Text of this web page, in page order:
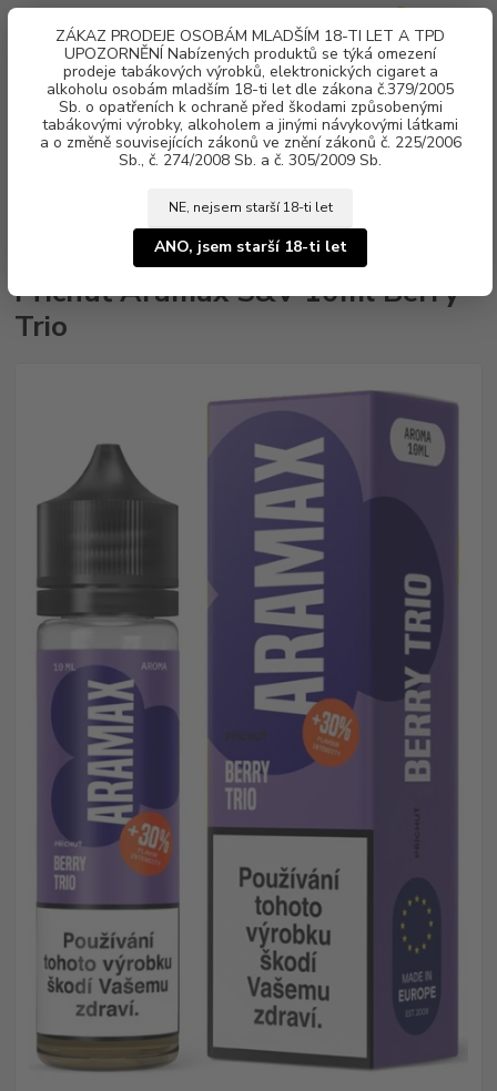
ZÁKAZ PRODEJE OSOBÁM MLADŠÍM 18-TI LET A TPD
UPOZORNĚNÍ Nabízených produktů se týká omezení
prodeje tabákových výrobků, elektronických cigaret a
alkoholu osobám mladším 18-ti let dle zákona č.379/2005
Sb. o opatřeních k ochraně před škodami způsobenými
tabákovými výrobky, alkoholem a jinými návykovými látkami
a o změně souvisejících zákonů ve znění zákonů č. 225/2006
Sb., č. 274/2008 Sb. a č. 305/2009 Sb.
NE, nejsem starší 18-ti let
ANO, jsem starší 18-ti let
Menu
za0 Kč
Příchuť Aramax S&V 10ml Berry
Trio